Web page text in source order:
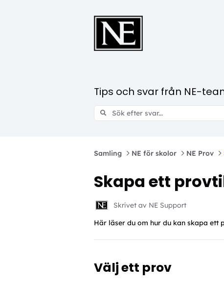
Tips och svar från NE-
Samling NE för skolor NE Prov
Skapa ett
Skrivet av NE Support
Här läser du om hur du kan skapa
Välj ett prov